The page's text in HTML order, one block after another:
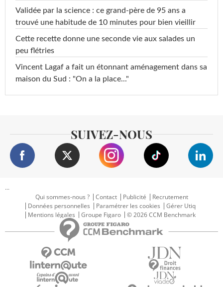
Validée par la science : ce grand-père de 95 ans a
trouvé une habitude de 10 minutes pour bien vieillir
Cette recette donne une seconde vie aux salades un
peu flétries
Vincent Lagaf a fait un étonnant aménagement dans sa
maison du Sud : "On a la place..."
SUIVEZ-NOUS
...
Qui sommes-nous ?
Contact Publicité
Recrutement
Données personnelles
Paramétrer les cookies
Gérer Utiq
Mentions légales
Groupe Figaro © 2026 CCM Benchmark